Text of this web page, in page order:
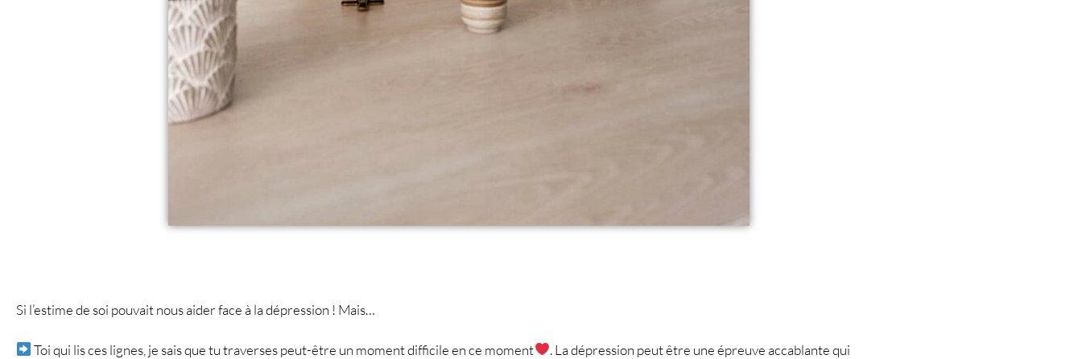
Si l’estime de soi pouvait nous aider face à la dépression ! Mais…
Toi qui lis ces lignes, je sais que tu traverses peut-être un moment difficile en ce moment
. La dépression peut être une épreuve accablante qui